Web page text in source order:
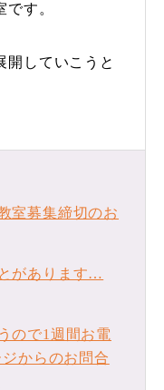
す。
開していこうと
室募集締切のお
があります…
ので1週間お電
からのお問合